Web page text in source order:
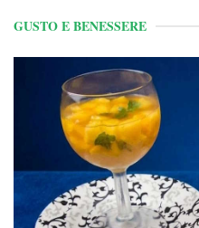
GUSTO E BENESSERE